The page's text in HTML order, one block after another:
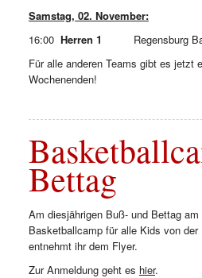
Samstag, 02. November:
16:00 Herren 1
Regensburg
Für alle anderen Teams gibt es jetzt
Wochenenden!
Bettag
Am diesjährigen Buß- und Bettag
Basketballcamp für alle Kids von
entnehmt ihr dem Flyer.
Zur Anmeldung geht es hier.